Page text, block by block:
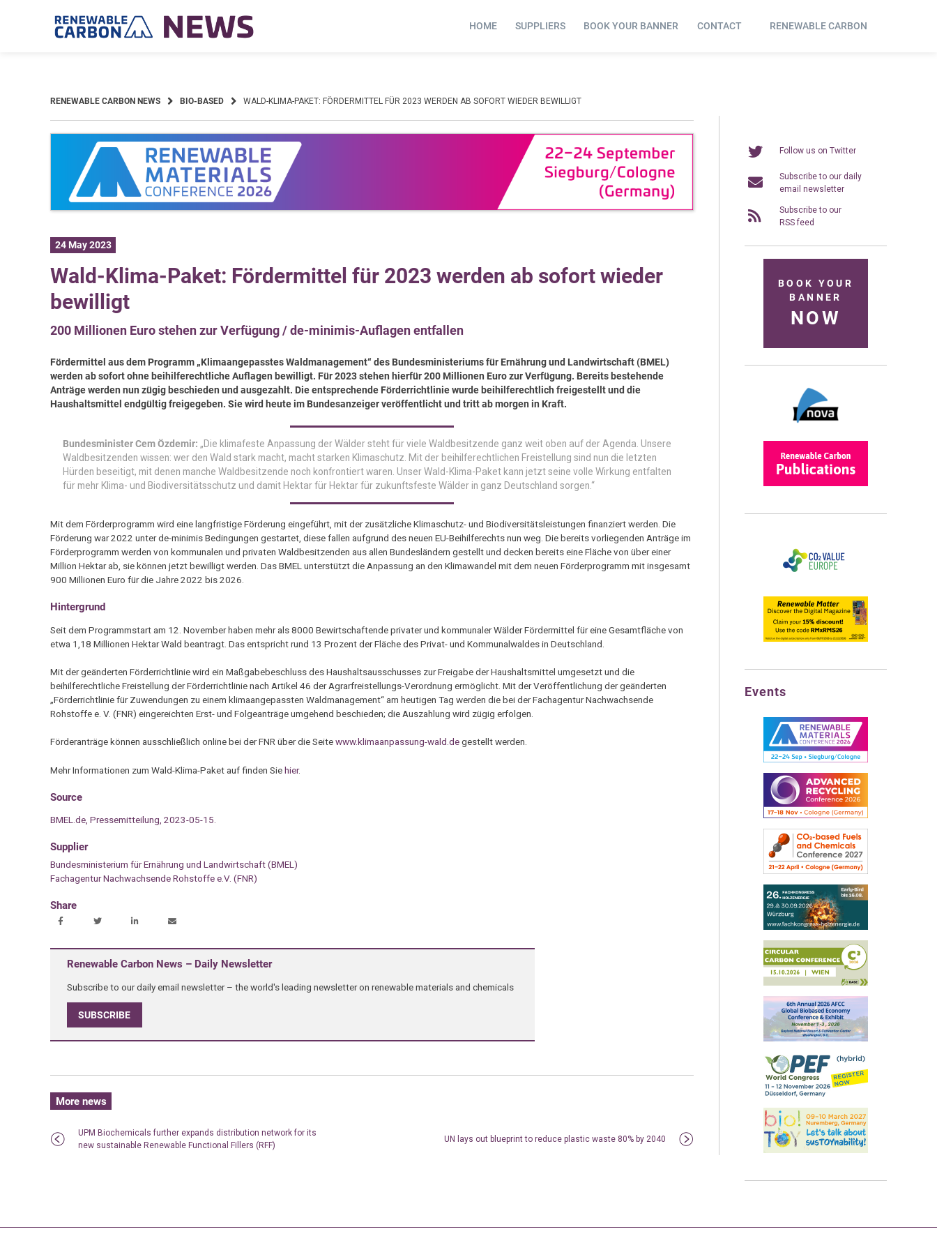
HOME SUPPLIERS BOOK YOUR BANNER CONTACT RENEWABLE CARBON
RENEWABLE CARBON NEWS BIO-BASED WALD-KLIMA-PAKET: FÖRDERMITTEL FÜR 2023 WERDEN AB SOFORT WIEDER BEWILLIGT
24 May 2023
Wald-Klima-Paket: Fördermittel für 2023 werden ab sofort wieder
bewilligt
200 Millionen Euro stehen zur Verfügung / de-minimis-Auflagen entfallen
Fördermittel aus dem Programm „Klimaangepasstes Waldmanagement“ des Bundesministeriums für Ernährung und Landwirtschaft (BMEL)
werden ab sofort ohne beihilferechtliche Auflagen bewilligt. Für 2023 stehen hierfür 200 Millionen Euro zur Verfügung. Bereits bestehende
Anträge werden nun zügig beschieden und ausgezahlt. Die entsprechende Förderrichtlinie wurde beihilferechtlich freigestellt und die
Haushaltsmittel endgültig freigegeben. Sie wird heute im Bundesanzeiger veröffentlicht und tritt ab morgen in Kraft.
Bundesminister Cem Özdemir: „Die klimafeste Anpassung der Wälder steht für viele Waldbesitzende ganz weit oben auf der Agenda. Unsere
Waldbesitzenden wissen: wer den Wald stark macht, macht starken Klimaschutz. Mit der beihilferechtlichen Freistellung sind nun die letzten
Hürden beseitigt, mit denen manche Waldbesitzende noch konfrontiert waren. Unser Wald-Klima-Paket kann jetzt seine volle Wirkung entfalten
für mehr Klima- und Biodiversitätsschutz und damit Hektar für Hektar für zukunftsfeste Wälder in ganz Deutschland sorgen.“
Mit dem Förderprogramm wird eine langfristige Förderung eingeführt, mit der zusätzliche Klimaschutz- und Biodiversitätsleistungen finanziert werden. Die
Förderung war 2022 unter de-minimis Bedingungen gestartet, diese fallen aufgrund des neuen EU-Beihilferechts nun weg. Die bereits vorliegenden Anträge im
Förderprogramm werden von kommunalen und privaten Waldbesitzenden aus allen Bundesländern gestellt und decken bereits eine Fläche von über einer
Million Hektar ab, sie können jetzt bewilligt werden. Das BMEL unterstützt die Anpassung an den Klimawandel mit dem neuen Förderprogramm mit insgesamt
900 Millionen Euro für die Jahre 2022 bis 2026.
Hintergrund
Seit dem Programmstart am 12. November haben mehr als 8000 Bewirtschaftende privater und kommunaler Wälder Fördermittel für eine Gesamtfläche von
etwa 1,18 Millionen Hektar Wald beantragt. Das entspricht rund 13 Prozent der Fläche des Privat- und Kommunalwaldes in Deutschland.
Mit der geänderten Förderrichtlinie wird ein Maßgabebeschluss des Haushaltsausschusses zur Freigabe der Haushaltsmittel umgesetzt und die
beihilferechtliche Freistellung der Förderrichtlinie nach Artikel 46 der Agrarfreistellungs-Verordnung ermöglicht. Mit der Veröffentlichung der geänderten
„Förderrichtlinie für Zuwendungen zu einem klimaangepassten Waldmanagement“ am heutigen Tag werden die bei der Fachagentur Nachwachsende
Rohstoffe e. V. (FNR) eingereichten Erst- und Folgeanträge umgehend beschieden; die Auszahlung wird zügig erfolgen.
Förderanträge können ausschließlich online bei der FNR über die Seitewww.klimaanpassung-wald.degestellt werden.
Mehr Informationen zum Wald-Klima-Paket auf finden Siehier.
Source
BMEL.de, Pressemitteilung, 2023-05-15.
Supplier
Bundesministerium für Ernährung und Landwirtschaft (BMEL)
Fachagentur Nachwachsende Rohstoffe e.V. (FNR)
Share
Renewable Carbon News – Daily Newsletter
Subscribe to our daily email newsletter – the world's leading newsletter on renewable materials and chemicals
SUBSCRIBE
More news
UPM Biochemicals further expands distribution network for its
new sustainable Renewable Functional Fillers (RFF)
UN lays out blueprint to reduce plastic waste 80% by 2040
Follow us on Twitter
Subscribe to our daily
email newsletter
Subscribe to our
RSS feed
BOOK YOUR
BANNER
NOW
Events